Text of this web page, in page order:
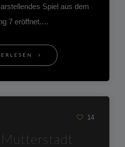
Spiel aus dem
7 eröffnet.…
14
Mutterstadt